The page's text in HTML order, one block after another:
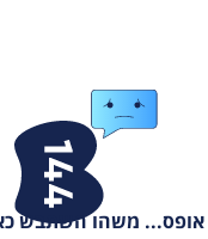
אופס... משהו השתבש